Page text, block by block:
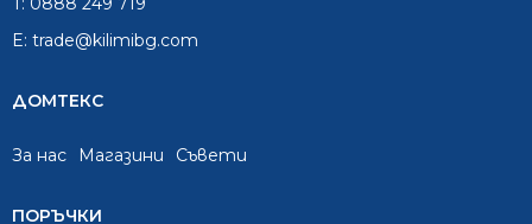
E: trade@kilimibg.com
ДОМТЕКС
За нас Mагазини Съвети
ПОРЪЧКИ